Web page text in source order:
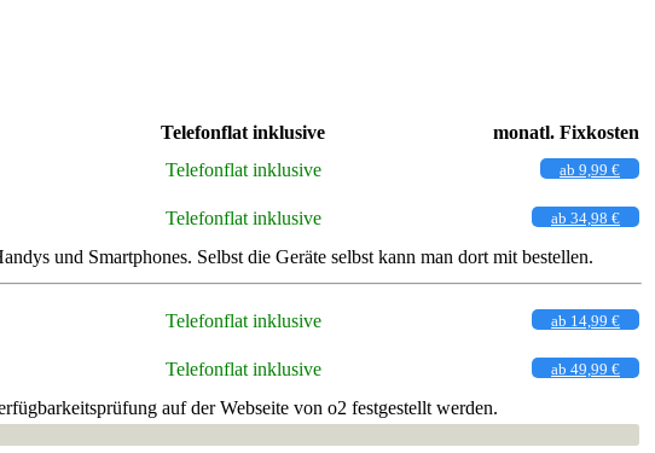
Telefonflat inklusive
monatl. Fixkosten
Telefonflat inklusive ab 9,99 €
Telefonflat inklusive ab 34,98 €
und Smartphones. Selbst die Geräte selbst kann man dort mit bestellen.
Telefonflat inklusive ab 14,99 €
Telefonflat inklusive ab 49,99 €
auf der Webseite von o2 festgestellt werden.